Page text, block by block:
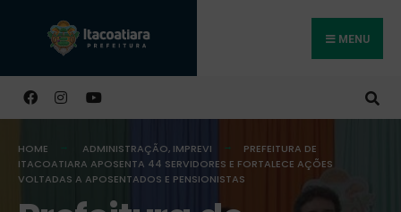
MENU
HOME ADMINISTRAÇÃO, IMPREVI
PREFEITURA DE
ITACOATIARA APOSENTA 44 SERVIDORES E FORTALECE AÇÕES
VOLTADAS A APOSENTADOS E PENSIONISTAS
Buscar